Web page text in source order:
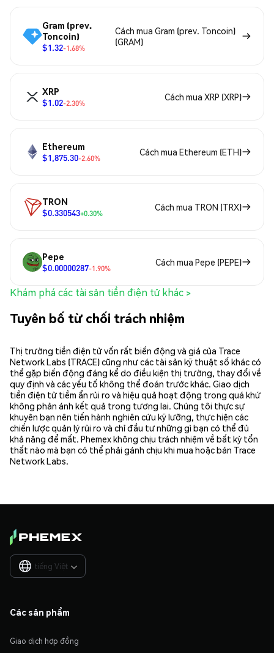
Gram (prev.
Toncoin)
$1.32-1.68%
Cách mua Gram (prev. Toncoin)
(GRAM)
XRP
$1.02-2.30%
Cách mua XRP (XRP)
Ethereum
$1,875.30-2.60%
Cách mua Ethereum (ETH)
TRON
$0.330543+0.30%
Cách mua TRON (TRX)
Pepe
$0.00000287-1.90%
Cách mua Pepe (PEPE)
Khám phá các tài sản tiền điện tử khác >
Tuyên bố từ chối trách nhiệm
Thị trường tiền điện tử vốn rất biến động và giá của Trace
Network Labs (TRACE) cũng như các tài sản kỹ thuật số khác có
thể gặp biến động đáng kể do điều kiện thị trường, thay đổi về
quy định và các yếu tố không thể đoán trước khác. Giao dịch
tiền điện tử tiềm ẩn rủi ro và hiệu quả hoạt động trong quá khứ
không phản ánh kết quả trong tương lai. Chúng tôi thực sự
khuyên bạn nên tiến hành nghiên cứu kỹ lưỡng, thực hiện các
chiến lược quản lý rủi ro và chỉ đầu tư những gì bạn có thể đủ
khả năng để mất. Phemex không chịu trách nhiệm về bất kỳ tổn
thất nào mà bạn có thể phải gánh chịu khi mua hoặc bán Trace
Network Labs.
tiếng Việt 
Các sản phẩm
Giao dịch hợp đồng